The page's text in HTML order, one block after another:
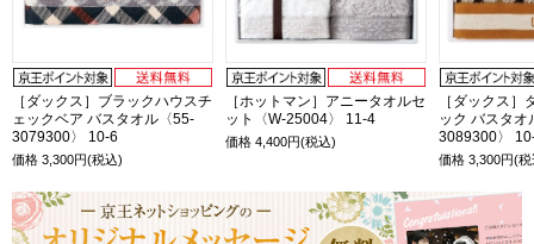
［ダックス］ブラックハウスチ
ェックベア バスタオル〈55-
3079300〉 10-6
価格 3,300円(税込)
［ホットマン］アニータオルセ
ット〈W-25004〉 11-4
価格4,400円(税込)
［ダックス］
ック バスタオ
3089300〉
価格3,300円(